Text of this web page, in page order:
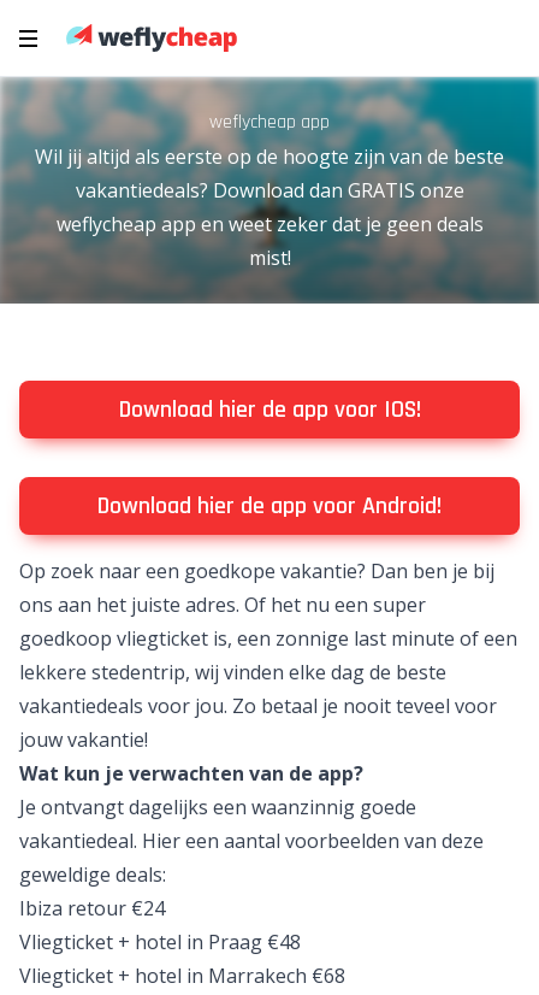
weflycheap app
Wil jij altijd als eerste op de hoogte zijn van de beste
vakantiedeals? Download dan GRATIS onze
weflycheap app en weet zeker dat je geen deals
mist!
Download hier de app voor IOS!
Download hier de app voor Android!
Op zoek naar een goedkope vakantie? Dan ben je bij
ons aan het juiste adres. Of het nu een super
goedkoop vliegticket is, een zonnige last minute of een
lekkere stedentrip, wij vinden elke dag de beste
vakantiedeals voor jou. Zo betaal je nooit teveel voor
jouw vakantie!
Wat kun je verwachten van de app?
Je ontvangt dagelijks een waanzinnig goede
vakantiedeal. Hier een aantal voorbeelden van deze
geweldige deals:
Ibiza retour €24
Vliegticket + hotel in Praag €48
Vliegticket + hotel in Marrakech €68